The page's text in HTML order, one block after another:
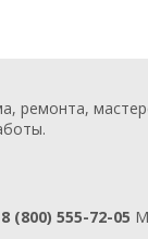
ремонта,
8 (800) 555-72-05